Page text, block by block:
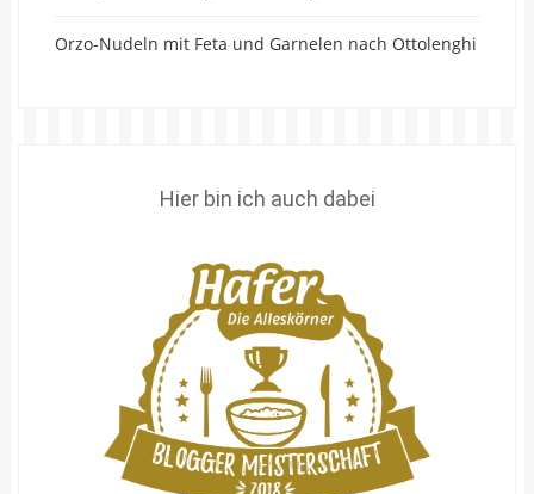
Orzo-Nudeln mit Feta und Garnelen nach Ottolenghi
Hier bin ich auch dabei